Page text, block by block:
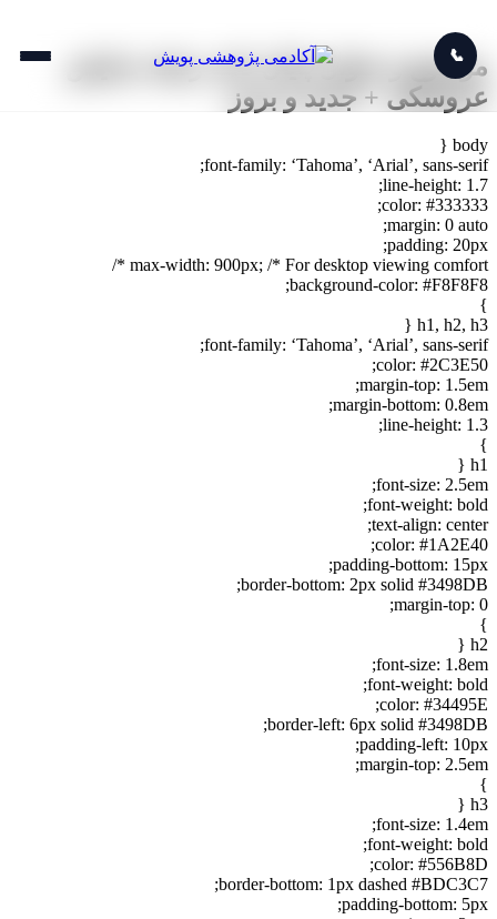
📞
موضوع و عنوان پایان نامه رشته نمایش
عروسکی + جدید و بروز
body {
font-family: ‘Tahoma’, ‘Arial’, sans-serif;
line-height: 1.7;
color: #333333;
margin: 0 auto;
padding: 20px;
max-width: 900px; /* For desktop viewing comfort */
background-color: #F8F8F8;
}
h1, h2, h3 {
font-family: ‘Tahoma’, ‘Arial’, sans-serif;
color: #2C3E50;
margin-top: 1.5em;
margin-bottom: 0.8em;
line-height: 1.3;
}
h1 {
font-size: 2.5em;
font-weight: bold;
text-align: center;
color: #1A2E40;
padding-bottom: 15px;
border-bottom: 2px solid #3498DB;
margin-top: 0;
}
h2 {
font-size: 1.8em;
font-weight: bold;
color: #34495E;
border-left: 6px solid #3498DB;
padding-left: 10px;
margin-top: 2.5em;
}
h3 {
font-size: 1.4em;
font-weight: bold;
color: #556B8D;
border-bottom: 1px dashed #BDC3C7;
padding-bottom: 5px;